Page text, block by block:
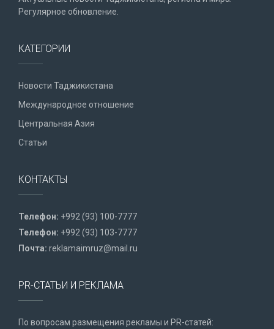
Регулярное обновление.
КАТЕГОРИИ
Новости Таджикистана
Международное отношение
Центральная Азия
Статьи
КОНТАКТЫ
Телефон: +992 (93) 100-7777
Телефон: +992 (93) 103-7777
Почта: reklamaimruz@mail.ru
PR-СТАТЬИ И РЕКЛАМА
По вопросам размещения рекламы и PR-статей: